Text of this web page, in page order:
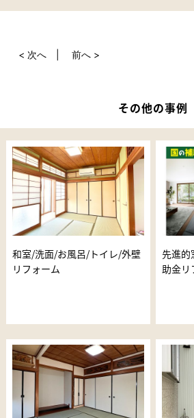
< 次へ 前へ >
その他の事例
和室/洗面/お風呂/トイレ/外壁
リフォーム
先進
助金リ